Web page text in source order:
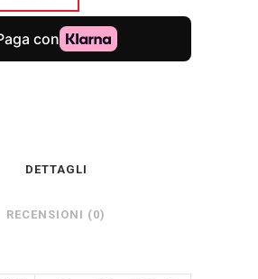
DETTAGLI
RECENSIONI (0)